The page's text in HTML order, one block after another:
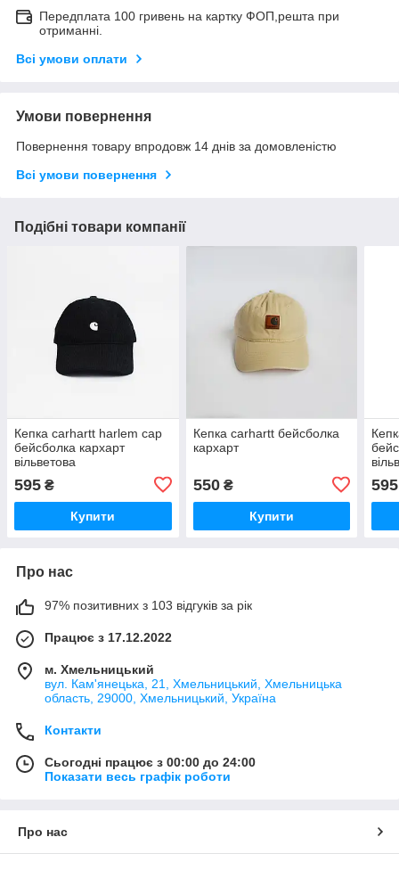
Передплата 100 гривень на картку ФОП,решта при
отриманні.
Всі умови оплати
Умови повернення
Повернення товару впродовж 14 днів за домовленістю
Всі умови повернення
Подібні товари компанії
Кепка carhartt harlem cap
бейсболка кархарт
вільветова
595 ₴
Купити
Кепка carhartt бейсболка
кархарт
550₴
Купити
595
Про нас
97% позитивних з 103 відгуків за рік
Працює з 17.12.2022
м. Хмельницький
вул. Кам'янецька, 21, Хмельницький, Хмельницька
область, 29000, Хмельницький, Україна
Контакти
Сьогодні працює з 00:00 до 24:00
Показати весь графік роботи
Про нас